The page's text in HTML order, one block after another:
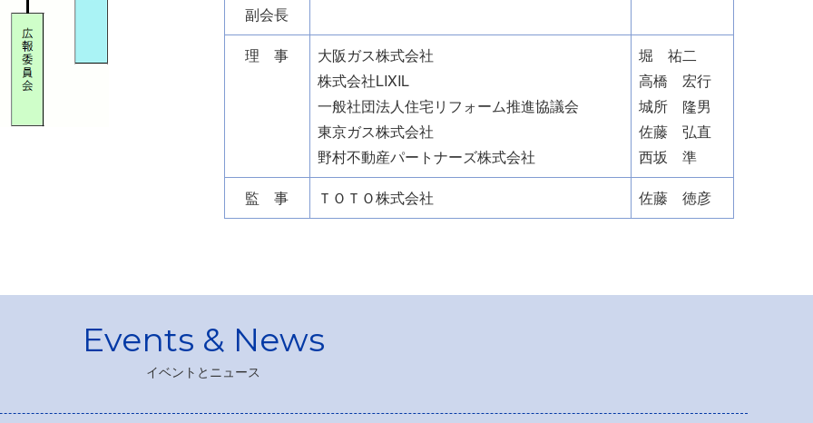
副会長
理 事
大阪ガス株式会社
株式会社LIXIL
一般社団法人住宅リフォーム推進協議会
東京ガス株式会社
野村不動産パートナーズ株式会社
堀 祐二
高橋 宏行
城所 隆男
佐藤 弘直
西坂 準
監 事
ＴＯＴＯ株式会社 佐藤 徳彦
イベントとニュース